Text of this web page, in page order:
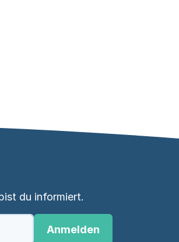
du informiert.
Anmelden